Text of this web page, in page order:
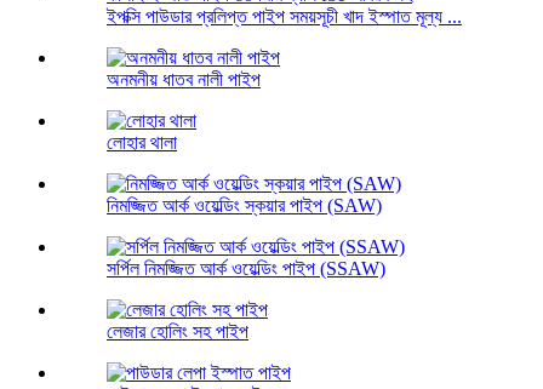
ইপক্সি পাউডার প্রলিপ্ত পাইপ সময়সূচী খাদ ইস্পাত মূল্য ...
অনমনীয় ধাতব নালী পাইপ
লোহার থালা
নিমজ্জিত আর্ক ওয়েল্ডিং স্কয়ার পাইপ (SAW)
সর্পিল নিমজ্জিত আর্ক ওয়েল্ডিং পাইপ (SSAW)
লেজার হোলিং সহ পাইপ